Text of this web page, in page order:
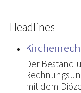
Headlines
Der Bestand
mit dem